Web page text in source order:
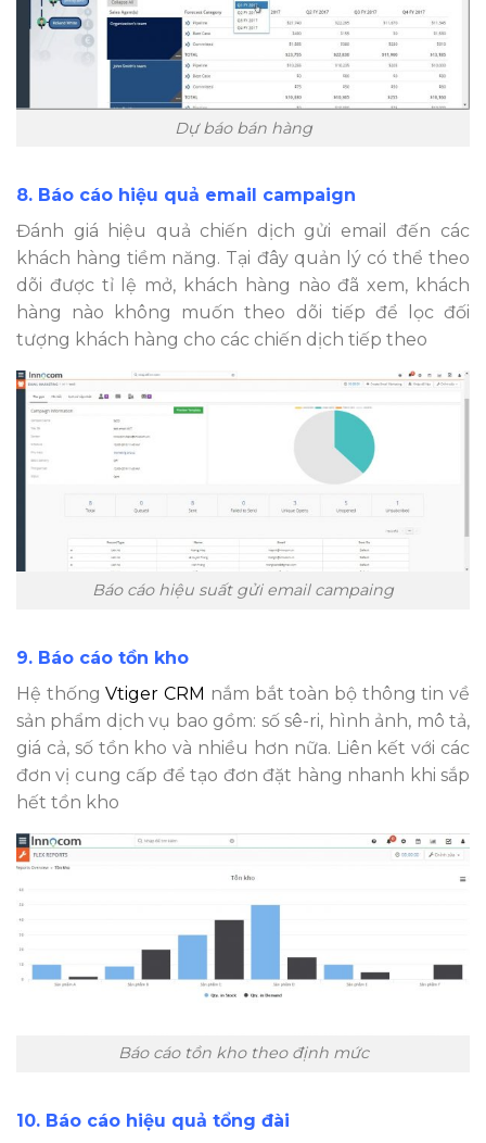
Dự báo bán hàng
8. Báo cáo hiệu quả email campaign
Đánh giá hiệu quả chiến dịch gửi email đến các
khách hàng tiềm năng. Tại đây quản lý có thể theo
dõi được tỉ lệ mở, khách hàng nào đã xem, khách
hàng nào không muốn theo dõi tiếp để lọc đối
tượng khách hàng cho các chiến dịch tiếp theo
Báo cáo hiệu suất gửi email campaing
9. Báo cáo tồn kho
Hệ thốngVtiger CRM nắm bắt toàn bộ thông tin về
sản phẩm dịch vụ bao gồm: số sê-ri, hình ảnh, mô tả,
giá cả, số tồn kho và nhiều hơn nữa. Liên kết với các
đơn vị cung cấp để tạo đơn đặt hàng nhanh khi sắp
hết tồn kho
Báo cáo tồn kho theo định mức
10. Báo cáo hiệu quả tổng đài